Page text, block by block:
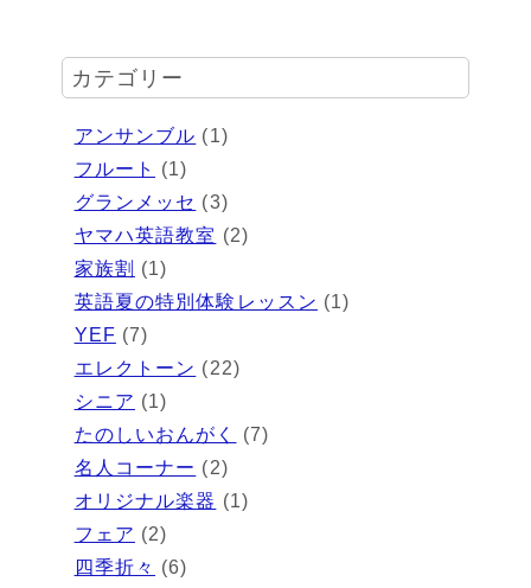
カテゴリー
アンサンブル (1)
フルート
(1)
グランメッセ (3)
ヤマハ英語教室 (2)
家族割 (1)
英語夏の特別体験レッスン (1)
YEF (7)
エレクトーン (22)
シニア (1)
たのしいおんがく
(7)
名人コーナー (2)
オリジナル楽器 (1)
フェア (2)
四季折々 (6)